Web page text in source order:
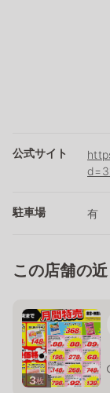
公式サイト
駐車場 有
この店舗の
3枚